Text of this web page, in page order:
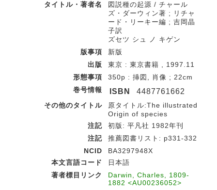
タイトル・著者名
図説種の起源 / チャール
ズ・ダーウィン著 ; リチャ
ード・リーキー編 ; 吉岡晶
子訳
ズセツ シュ ノ キゲン
版事項
新版
出版
東京 : 東京書籍 , 1997.11
形態事項
350p : 挿図, 肖像 ; 22cm
巻号情報
ISBN 4487761662
その他のタイトル
原タイトル:The illustrated
Origin of species
注記
初版: 平凡社 1982年刊
注記
推薦図書リスト: p331-332
NCID
BA3297948X
本文言語コード
日本語
著者標目リンク
Darwin, Charles, 1809-
1882 <AU00236052>